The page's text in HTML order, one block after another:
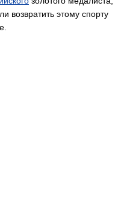
возвратить этому спорту